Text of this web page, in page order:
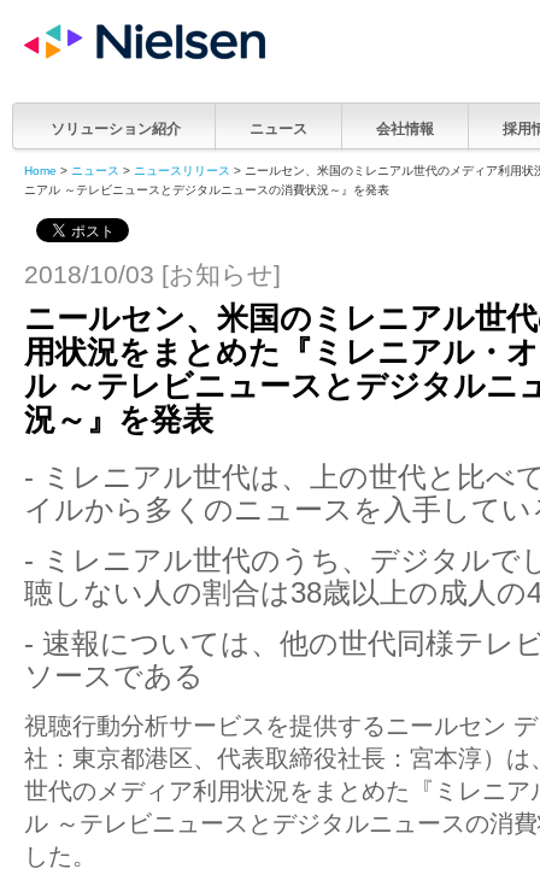
ソリューション紹介 ニュース 会社情報 採用
Home > ニュース > ニュースリリース > ニールセン、米国のミレニアル世代のメディア利用
ニアル ～テレビニュースとデジタルニュースの消費状況～』を発表
2018/10/03 [お知らせ]
ニールセン、米国のミレニアル世
用状況をまとめた『ミレニアル・
ル ～テレビニュースとデジタルニ
況～』を発表
- ミレニアル世代は、上の世代と比べ
イルから多くのニュースを入手してい
- ミレニアル世代のうち、デジタルで
聴しない人の割合は38歳以上の成人の
- 速報については、他の世代同様テレ
ソースである
視聴行動分析サービスを提供するニールセン
社：東京都港区、代表取締役社長：宮本淳）は
世代のメディア利用状況をまとめた『ミレニア
ル ～テレビニュースとデジタルニュースの消
した。